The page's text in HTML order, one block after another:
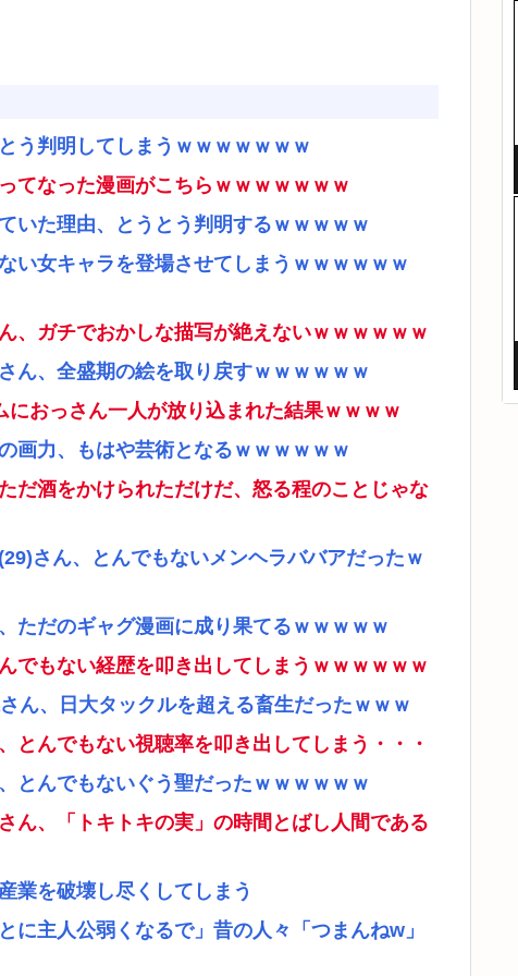
う判明してしまうｗｗｗｗｗｗｗ
てなった漫画がこちらｗｗｗｗｗｗｗ
いた理由、とうとう判明するｗｗｗｗｗ
い女キャラを登場させてしまうｗｗｗｗｗｗ
、ガチでおかしな描写が絶えないｗｗｗｗｗｗ
ん、全盛期の絵を取り戻すｗｗｗｗｗｗ
におっさん一人が放り込まれた結果ｗｗｗｗ
画力、もはや芸術となるｗｗｗｗｗｗ
だ酒をかけられただけだ、怒る程のことじゃな
さん、とんでもないメンヘラババアだったｗ
ただのギャグ漫画に成り果てるｗｗｗｗｗ
でもない経歴を叩き出してしまうｗｗｗｗｗｗ
ん、日大タックルを超える畜生だったｗｗｗ
とんでもない視聴率を叩き出してしまう・・・
とんでもないぐう聖だったｗｗｗｗｗｗ
ん、「トキトキの実」の時間とばし人間である
業を破壊し尽くしてしまう
に主人公弱くなるで」昔の人々「つまんねw」